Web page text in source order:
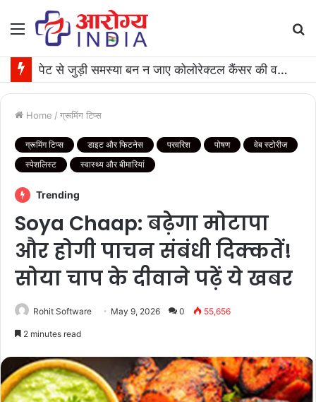
Menu
पेट से जुड़ी समस्या बन न जाए कोलोरेक्टल कैंसर की वजह, जान लीजिए टेस्ट कराने का समय
Home / ग्रूमिंग टिप्स
ग्रूमिंग टिप्स डाइट और फिटनेस परवरिश पोषण
वेब स्टोरीज
स्पेशलिस्ट
स्वास्थ्य और बीमारियां
Trending
Soya Chaap: बढ़ेगा मोटापा
और होगी पाचन संबंधी दिक्कतें!
सोया चाप के दीवाने पढ़ें ये खबर
Rohit Software May 9, 2026 0 55,656
2 minutes read